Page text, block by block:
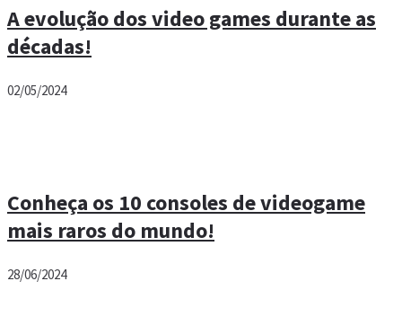
A evolução dos video games durante as
décadas!
02/05/2024
Conheça os 10 consoles de videogame
mais raros do mundo!
28/06/2024